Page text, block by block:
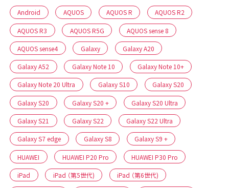
Android AQUOS AQUOS R AQUOS R2
AQUOS R3 AQUOS R5G AQUOS sense 8
AQUOS sense4 Galaxy Galaxy A20
Galaxy A52 Galaxy Note 10 Galaxy Note 10+
Galaxy Note 20 Ultra Galaxy S10 Galaxy S20
Galaxy S20 Galaxy S20 + Galaxy S20 Ultra
Galaxy S21 Galaxy S22 Galaxy S22 Ultra
Galaxy S7 edge Galaxy S8 Galaxy S9 +
HUAWEI HUAWEI P20 Pro HUAWEI P30 Pro
iPad iPad （第5世代) iPad （第6世代)